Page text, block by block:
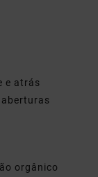
e atrás
aberturas
orgânico